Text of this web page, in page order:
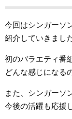
今回はシンガーソ
紹介していきまし
初のバラエティ番
どんな感じになる
また、シンガーソ
今後の活躍も応援